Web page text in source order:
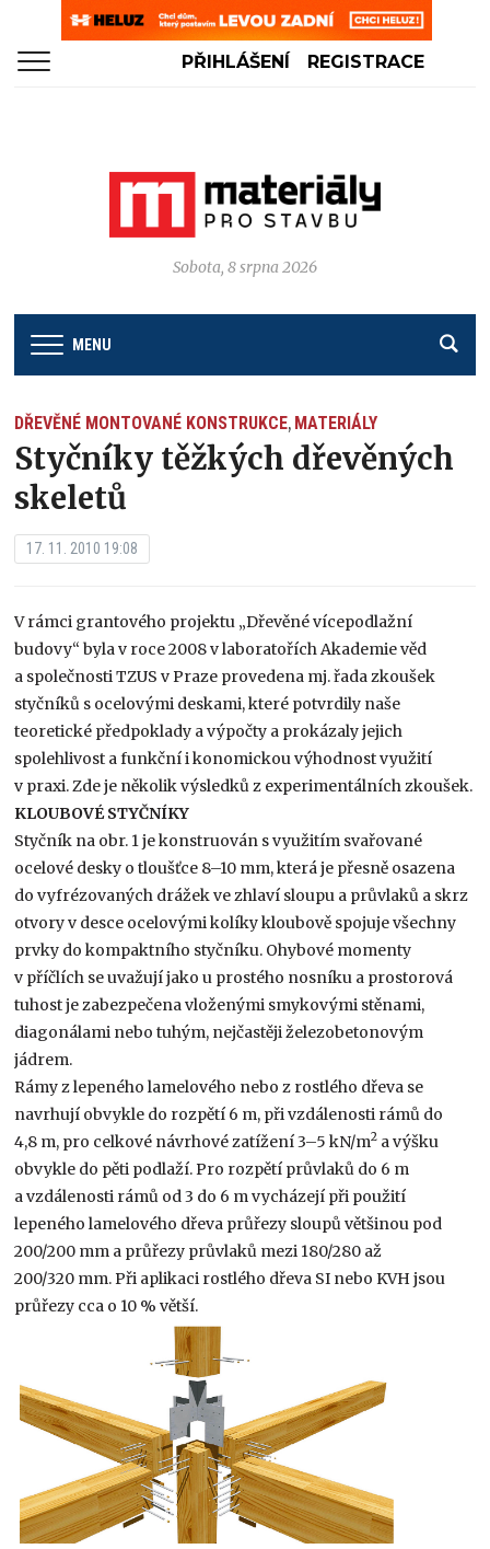
PŘIHLÁŠENÍ REGISTRACE
Sobota, 8 srpna 2026
MENU
DŘEVĚNÉ MONTOVANÉ KONSTRUKCE, MATERIÁLY
Styčníky těžkých dřevěných
skeletů
17. 11. 2010 19:08
V rámci grantového projektu „Dřevěné vícepodlažní
budovy“ byla v roce 2008 v laboratořích Akademie věd
a společnosti TZUS v Praze provedena mj. řada zkoušek
styčníků s ocelovými deskami, které potvrdily naše
teoretické předpoklady a výpočty a prokázaly jejich
spolehlivost a funkční i konomickou výhodnost využití
v praxi. Zde je několik výsledků z experimentálních zkoušek.
KLOUBOVÉ STYČNÍKY
Styčník na obr. 1 je konstruován s využitím svařované
ocelové desky o tloušťce 8–10 mm, která je přesně osazena
do vyfrézovaných drážek ve zhlaví sloupu a průvlaků a skrz
otvory v desce ocelovými kolíky kloubově spojuje všechny
prvky do kompaktního styčníku. Ohybové momenty
v příčlích se uvažují jako u prostého nosníku a prostorová
tuhost je zabezpečena vloženými smykovými stěnami,
diagonálami nebo tuhým, nejčastěji železobetonovým
jádrem.
Rámy z lepeného lamelového nebo z rostlého dřeva se
navrhují obvykle do rozpětí 6 m, při vzdálenosti rámů do
4,8 m, pro celkové návrhové zatížení 3–5 kN/m2 a výšku
obvykle do pěti podlaží. Pro rozpětí průvlaků do 6 m
a vzdálenosti rámů od 3 do 6 m vycházejí při použití
lepeného lamelového dřeva průřezy sloupů většinou pod
200/200 mm a průřezy průvlaků mezi 180/280 až
200/320 mm. Při aplikaci rostlého dřeva SI nebo KVH jsou
průřezy cca o 10 % větší.